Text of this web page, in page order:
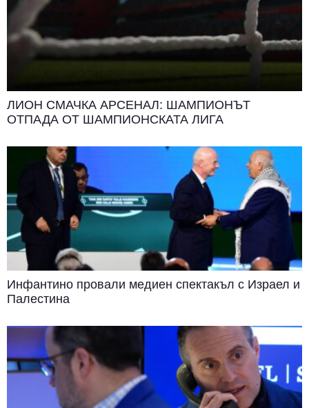
ЛИОН СМАЧКА АРСЕНАЛ: ШАМПИОНЪТ
ОТПАДА ОТ ШАМПИОНСКАТА ЛИГА
Инфантино провали медиен спектакъл с Израел и
Палестина